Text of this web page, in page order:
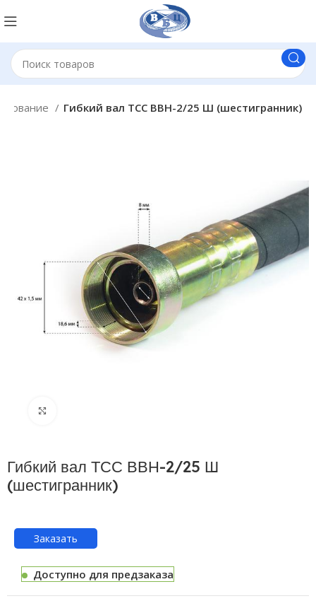
Гибкий вал ТСС ВВН-2/25 Ш (шестигранник)
Гибкий вал ТСС ВВН-2/25 Ш
(шестигранник)
Заказать
Доступно для предзаказа